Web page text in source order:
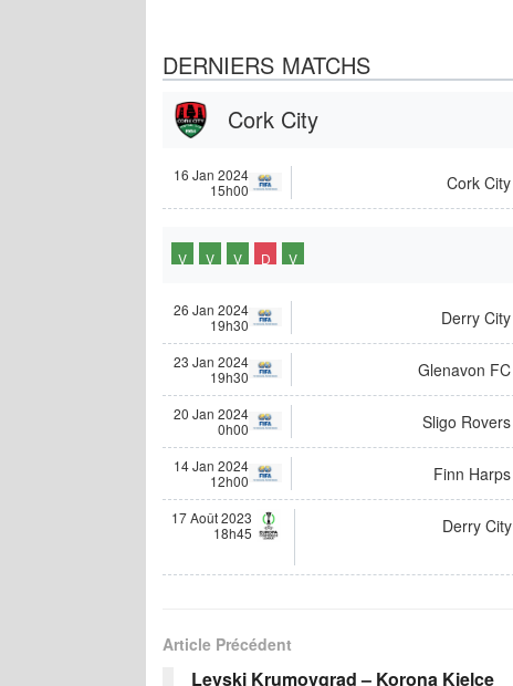
DERNIERS MATCHS
Cork City
16 Jan 2024
15h00
Cork City
V V V D V
26 Jan 2024
19h30
Derry City
23 Jan 2024
19h30
Glenavon FC
20 Jan 2024
0h00
Sligo Rovers
14 Jan 2024
12h00
Finn Harps
17 Août 2023
18h45
Derry City
Article Précédent
Levski Krumovgrad – Korona Kielce